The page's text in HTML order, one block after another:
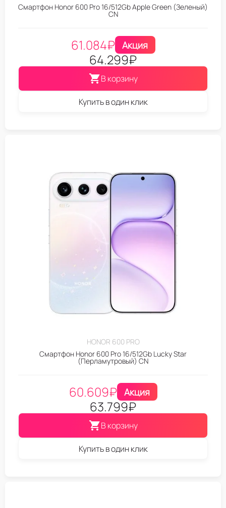
Смартфон Honor 600 Pro 16/512Gb Apple Green (Зеленый)
CN
61.084₽ Акция
64.299₽
В корзину
Купить в один клик
HONOR 600 PRO
Смартфон Honor 600 Pro 16/512Gb Lucky Star
(Перламутровый) CN
60.609₽ Акция
63.799₽
В корзину
Купить в один клик